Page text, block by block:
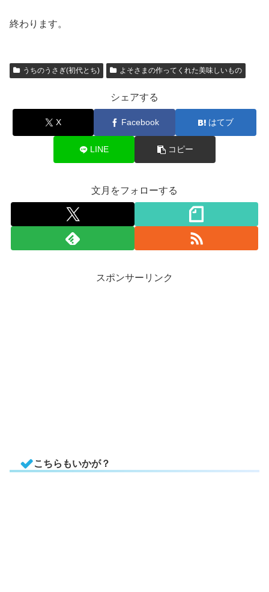
終わります。
うちのうさぎ(初代とち) よそさまの作ってくれた美味しいもの
シェアする
X Facebook はてブ
LINE コピー
文月をフォローする
スポンサーリンク
こちらもいかが？